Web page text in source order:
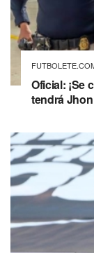
Oficial: ¡Se
tendrá